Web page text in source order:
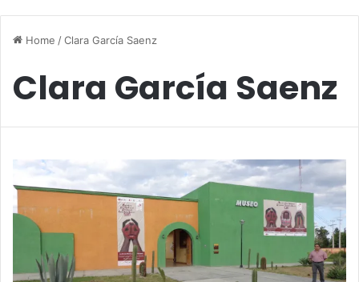
Home /Clara García Saenz
Clara García Saenz